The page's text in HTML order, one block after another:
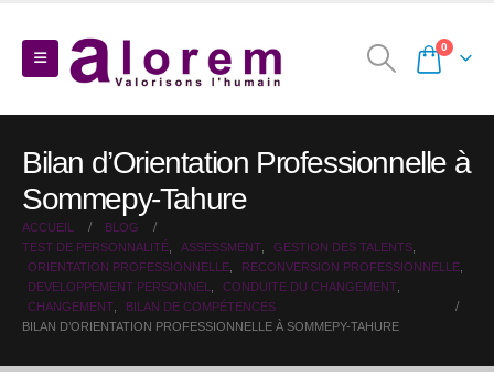
0
Bilan d’Orientation Professionnelle à
Sommepy-Tahure
ACCUEIL
BLOG
TEST DE PERSONNALITÉ
ASSESSMENT GESTION DES TALENTS
ORIENTATION PROFESSIONNELLE
RECONVERSION PROFESSIONNELLE
DEVELOPPEMENT PERSONNEL
CONDUITE DU CHANGEMENT
CHANGEMENT
BILAN DE COMPÉTENCES
BILAN D’ORIENTATION PROFESSIONNELLE À SOMMEPY-TAHURE